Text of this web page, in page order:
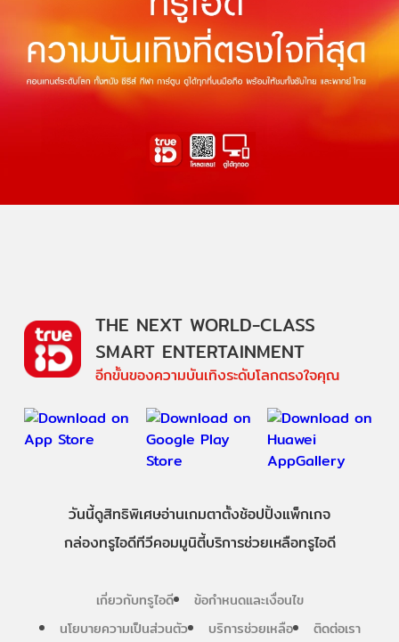
THE NEXT WORLD-CLASS
SMART ENTERTAINMENT
อีกขั้นของความบันเทิงระดับโลกตรงใจคุณ
วันนี้ดูสิทธิพิเศษอ่านเกมตาตั้งช้อปปิ้งแพ็กเกจ
กล่องทรูไอดีทีวีคอมมูนิตี้บริการช่วยเหลือทรูไอดี
เกี่ยวกับทรูไอดี
ข้อกำหนดและเงื่อนไข
นโยบายความเป็นส่วนตัว
บริการช่วยเหลือ ติดต่อเรา